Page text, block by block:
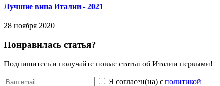
Лучшие вина Италии - 2021
28 ноября 2020
Понравилась статья?
Подпишитесь и получайте новые статьи об Италии первыми!
Я согласен(на) с политикой